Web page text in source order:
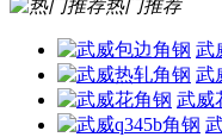
热门推荐
武
武
武威